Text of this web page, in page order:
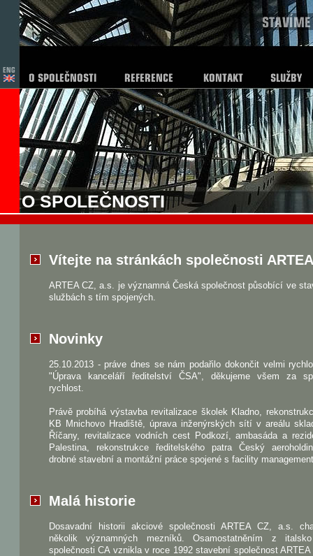
O SPOLEČNOSTI
Vítejte na stránkách společnosti
ARTEA CZ, a.s. je významná Česká společnost působící ve
službách s tím spojených.
Novinky
25.10.2013 - práve dnes se nám podařilo dokončit velmi
"Úprava kanceláří ředitelství ČSA", děkujeme všem za
rychlost.
Právě probíhá výstavba revitalizace školek Kladno,
KB Mnichovo Hradiště, úprava inženýrských sítí v areálu
Říčany, revitalizace vodních cest Podkozí, ambasáda a
Palestina, rekonstrukce ředitelského patra Český
drobné stavební a montážní práce spojené s facility
Malá historie
Dosavadní historii akciové společnosti ARTEA CZ, a.s.
několik významných mezníků. Osamostatněním z
společnosti CA vznikla v roce 1992 stavební společnost